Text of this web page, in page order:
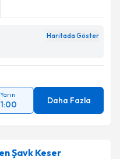
Haritada Göster
Yarın
Daha Fazla
Şavk Keser